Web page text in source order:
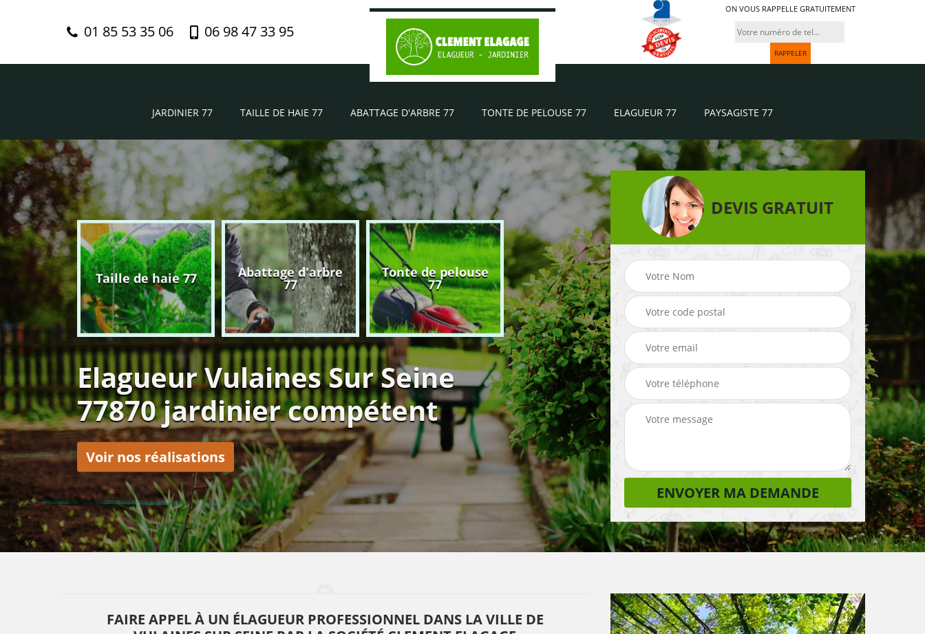
01 85 53 35 06 06 98 47 33 95
ON VOUS RAPPELLE GRATUITEMENT
JARDINIER 77 TAILLE DE HAIE 77 ABATTAGE D'ARBRE 77 TONTE DE PELOUSE 77 ELAGUEUR 77 PAYSAGISTE 77
Taille de haie 77 Abattage d'arbre
77
Tonte de pelouse
77 Elagueur 77 Paysagiste 77 Jardinier 77
Elagueur Vulaines Sur Seine
77870 jardinier compétent
Voir nos réalisations
DEVIS GRATUIT
FAIRE APPEL À UN ÉLAGUEUR PROFESSIONNEL DANS LA VILLE DE